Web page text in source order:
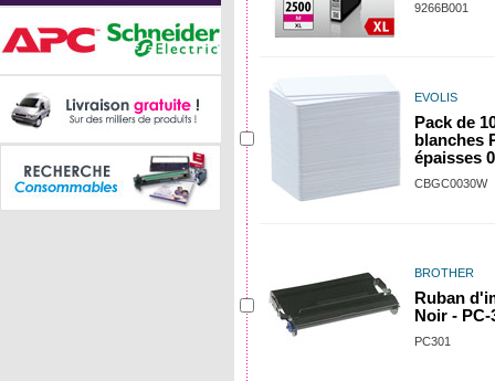
9266B001
EVOLIS
Pack de
blanches
épaisses
CBGC0030W
BROTHER
Ruban
Noir - PC-
PC301